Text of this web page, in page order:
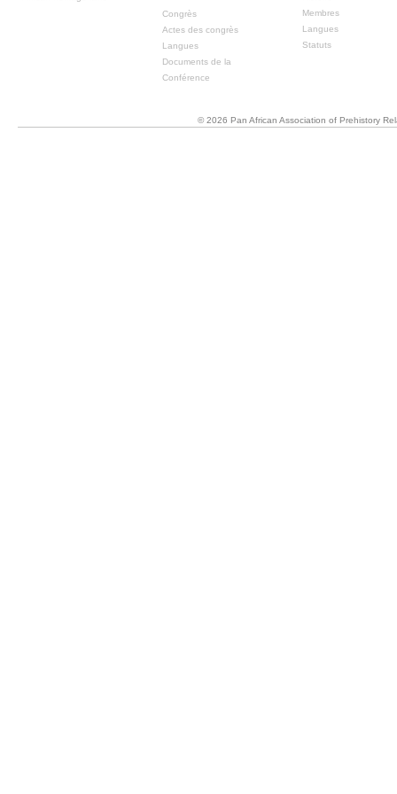
Congrès
Actes des congrès
Langues
Documents de la
Conférence
Membres
Langues
Statuts
© 2026 Pan African Association of Prehistory